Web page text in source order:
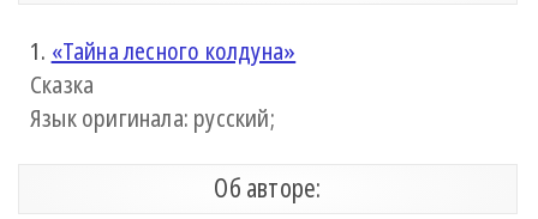
1. «Тайна лесного колдуна»
Сказка
Язык оригинала: русский;
Об авторе: